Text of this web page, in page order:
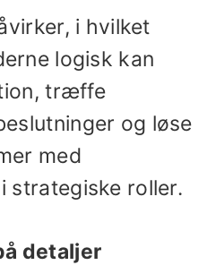
i hvilket
logisk kan
træffe
og løse
med
strategiske roller.
detaljer